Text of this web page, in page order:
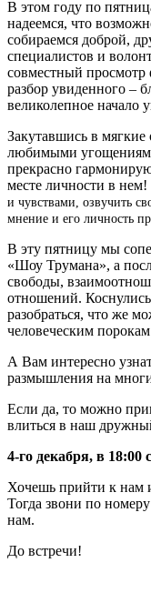
В этом году по
надеемся, что
собираемся доброй,
специалистов и
совместный просмотр
разбор увиденного –
великолепное начало
Закутавшись в мягкие
любимыми
прекрасно
месте личности в нем!
и чувствами, озвучить
мнение и его личность
В эту пятницу мы
«Шоу Трумана», а
свободы,
отношений.
разобраться, что же
человеческим
А Вам интересно
размышления на
Если да, то можно
влиться в наш
4-го декабря, в 18:00
Хочешь прийти к нам
Тогда звони по
нам.
До встречи!